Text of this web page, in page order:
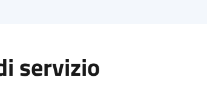
servizio